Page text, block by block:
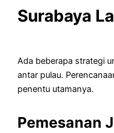
Surabaya
Ada beberapa strategi
antar pulau.
penentu utamanya.
Pemesanan